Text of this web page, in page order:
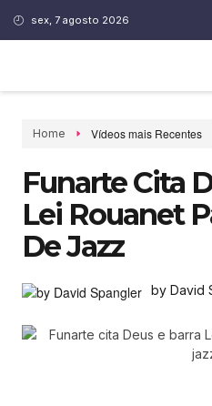
sex, 7 agosto 2026
Home Vídeos mais Recentes
Funarte Cita
Lei Rouanet
De Jazz
by David